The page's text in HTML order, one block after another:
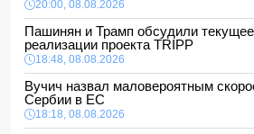
20:00, 08.08.2026
Пашинян и Трамп обсудили
реализации проекта TRIPP
18:48, 08.08.2026
Вучич назвал маловероятным
Сербии в ЕС
18:18, 08.08.2026